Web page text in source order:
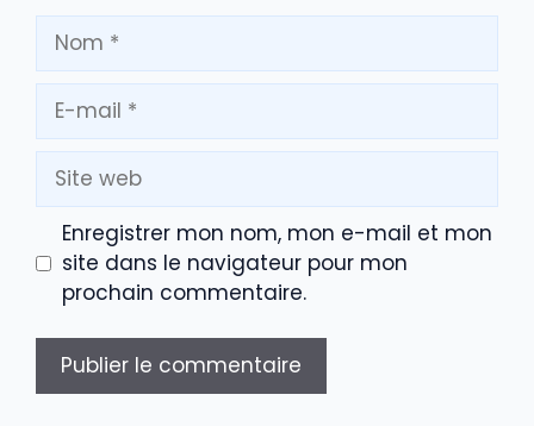
Nom
mail
Site
web
Enregistrer mon nom, mon e-mail et mon
site dans le navigateur pour mon
prochain commentaire.